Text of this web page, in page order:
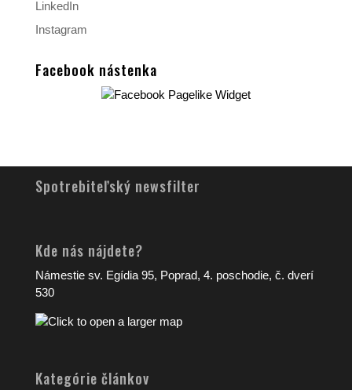
LinkedIn
Instagram
Facebook nástenka
Spotrebiteľský newsfilter
Kde nás nájdete?
Námestie sv. Egídia 95, Poprad, 4. poschodie, č. dverí
530
Kategórie článkov